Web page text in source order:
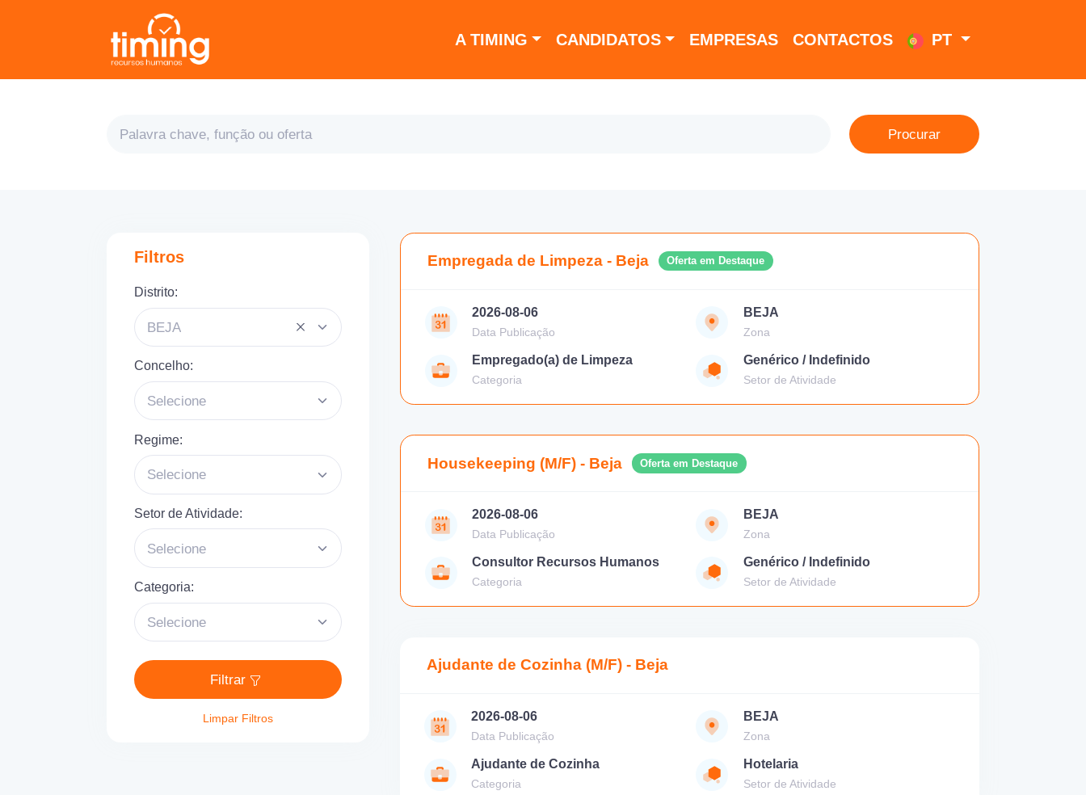
A TIMING CANDIDATOS EMPRESAS CONTACTOS PT
Procurar
Filtros
Distrito:
BEJA
Concelho:
Selecione
Regime:
Selecione
Setor de Atividade:
Selecione
Categoria:
Selecione
Filtrar
Limpar Filtros
Empregada de Limpeza - Beja Oferta em Destaque
2026-08-06
Data Publicação
BEJA
Zona
Empregado(a) de Limpeza
Categoria
Genérico / Indefinido
Setor de Atividade
Housekeeping (M/F) - Beja Oferta em Destaque
2026-08-06
Data Publicação
BEJA
Zona
Consultor Recursos Humanos
Categoria
Genérico / Indefinido
Setor de Atividade
Ajudante de Cozinha (M/F) - Beja
2026-08-06
Data Publicação
BEJA
Zona
Ajudante de Cozinha
Categoria
Hotelaria
Setor de Atividade